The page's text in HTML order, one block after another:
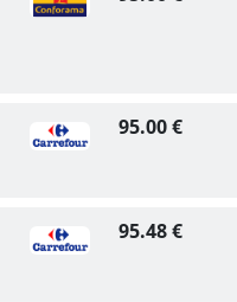
95.00 €
95.48 €